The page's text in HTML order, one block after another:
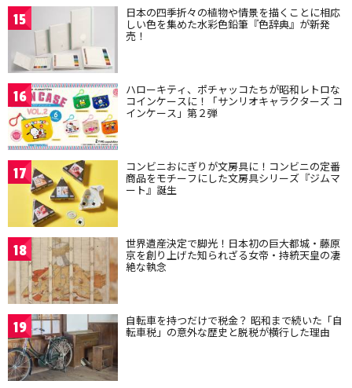
15 日本の四季折々の植物や情景を描くことに相応
しい色を集めた水彩色鉛筆『色辞典』が新発
売！
16 ハローキティ、ポチャッコたちが昭和レトロな
コインケースに！「サンリオキャラクターズ コ
インケース」第２弾
17 コンビニおにぎりが文房具に！コンビニの定番
商品をモチーフにした文房具シリーズ『ジムマ
ート』誕生
18 世界遺産決定で脚光！日本初の巨大都城・藤原
京を創り上げた知られざる女帝・持統天皇の凄
絶な執念
19 自転車を持つだけで税金？ 昭和まで続いた「自
転車税」の意外な歴史と脱税が横行した理由